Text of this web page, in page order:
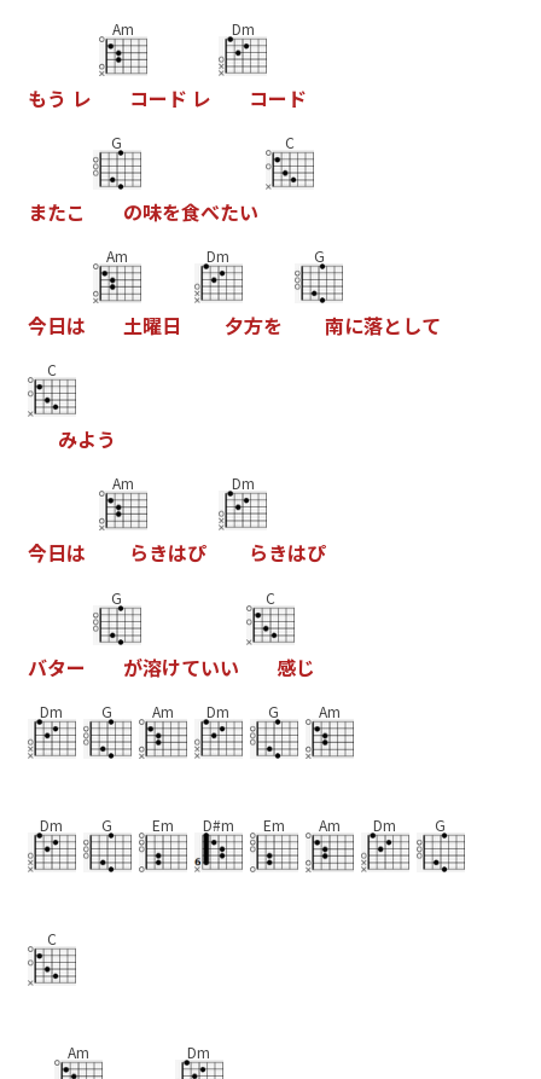
もう レ
Am
コー ド レ
Dm
コー ド
またこ
G
の味を食べたい
C
今日は
Am
土曜日
Dm
夕方を
G
南に落と して
C
みよう
今日は
Am
らきはぴ
Dm
らきはぴ
バター
G
が溶けていい
C
感じ
Dm G Am Dm G Am
Dm G Em D#m Em Am Dm G
C
Am Dm